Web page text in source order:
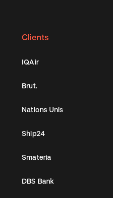
Clients
IQAir
Brut.
Nations Unis
Ship24
Smateria
DBS Bank